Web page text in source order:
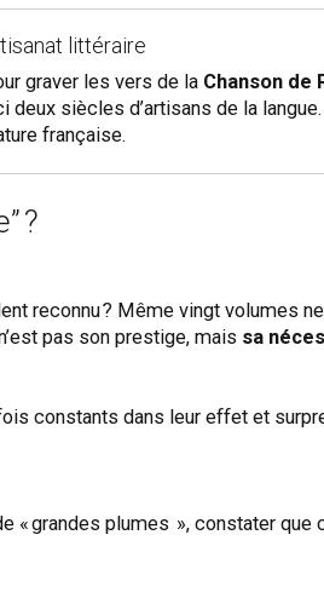
littéraire
graver les vers de la Chanson de
deux siècles d’artisans de la
française.
?
reconnu ? Même vingt
pas son prestige, mais sa
constants dans leur effet et
grandes plumes », constater que